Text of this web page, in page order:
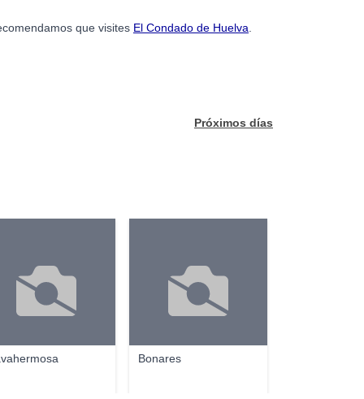
que visites El Condado de Huelva
Próximos días
Bonares